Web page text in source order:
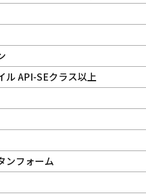
ル API-SEクラス以上
ンフォーム